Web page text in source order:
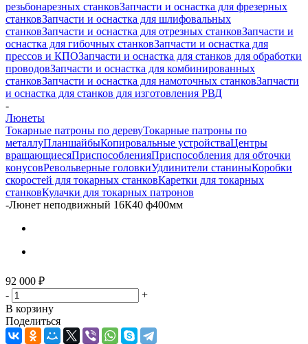
резьбонарезных станковЗапчасти и оснастка для фрезерных
станковЗапчасти и оснастка для шлифовальных
станковЗапчасти и оснастка для отрезных станковЗапчасти и
оснастка для гибочных станковЗапчасти и оснастка для
прессов и КПОЗапчасти и оснастка для станков для обработки
проводовЗапчасти и оснастка для комбинированных
станковЗапчасти и оснастка для намоточных станковЗапчасти
и оснастка для станков для изготовления РВД
-
Люнеты
Токарные патроны по деревуТокарные патроны по
металлуПланшайбыКопировальные устройстваЦентры
вращающиесяПриспособленияПриспособления для обточки
конусовРевольверные головкиУдлинители станиныКоробки
скоростей для токарных станковКаретки для токарных
станковКулачки для токарных патронов
-Люнет неподвижный 16К40 ф400мм
92 000 ₽
-
+
В корзину
Поделиться